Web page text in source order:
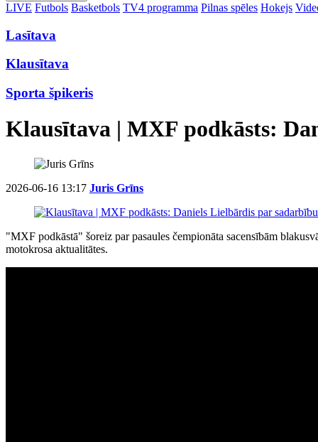
LIVE Futbols Basketbols TV4 programma Pilnas spēles Hokejs
Lasītava
Klausītava
Sporta špikeris
Klausītava | MXF podkāsts:
2026-06-16 13:17 Juris Grīns
"MXF podkāstā" šoreiz par pasaules čempionāta sacensībām
motokrosa aktualitātes.